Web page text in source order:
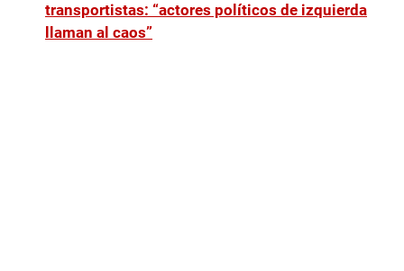
transportistas: “actores políticos de izquierda
llaman al caos”